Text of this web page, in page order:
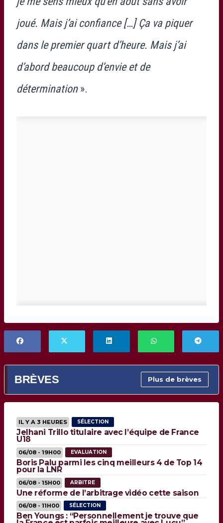
joué. Mais j’ai confiance […] Ça va piquer
dans le premier quart d’heure. Mais j’ai
d’abord beaucoup d’envie et de
détermination».
BRÈVES Plus de brèves
IL Y A 3 HEURES SÉLECTION
Jelhani Trillo titulaire avec l’équipe de France
U18
06/08 - 19H00 EVALUATION
Boris Palu parmi les cinq meilleurs 4 de Top 14
pour la LNR
06/08 - 15H00 ARBITRE
Une réforme de l’arbitrage vidéo cette saison
06/08 - 11H00 SÉLECTION
Ben Youngs : “Personnellement je trouve que